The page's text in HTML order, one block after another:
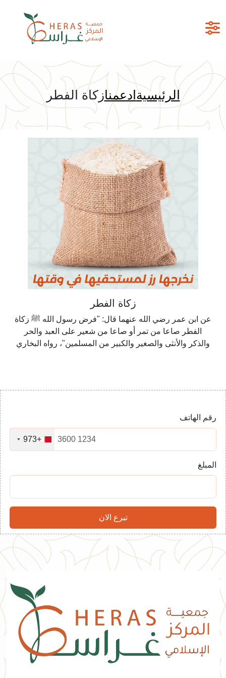
الرئيسية ادعمنازكاة الفطر
زكاة الفطر
عن ابن عمر رضي الله عنهما قال: "فرض رسول الله ﷺ زكاة
الفطر صاعا من تمر أو صاعا من شعير على العبد والحر
والذكر والأنثى والصغير والكبير من المسلمين"، رواه البخاري
رقم الهاتف
+973
المبلغ
تبرع الان